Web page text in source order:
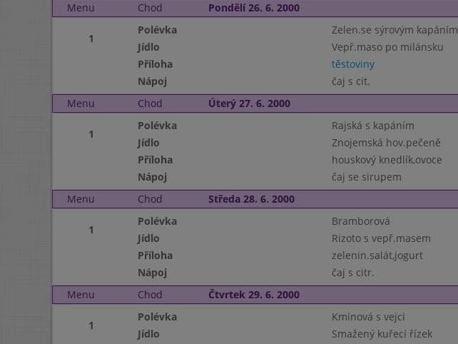
Menu
Chod Pondělí 26. 6. 2000
1
Polévka
Zelen.se sýrovým kapáním
Jídlo
Vepř.maso po milánsku
Příloha
těstoviny
Nápoj
čaj s cit.
Menu
Chod Úterý 27. 6. 2000
1
Polévka
Rajská s kapáním
Jídlo
Znojemská hov.pečeně
Příloha
houskový knedlík,ovoce
Nápoj
čaj se sirupem
Menu
Chod Středa 28. 6. 2000
1
Polévka
Bramborová
Jídlo
Rizoto s vepř.masem
Příloha
zelenin.salát,jogurt
Nápoj
čaj s citr.
Menu
Chod Čtvrtek 29. 6. 2000
1
Polévka
Kmínová s vejci
Jídlo
Smažený kuřecí řízek